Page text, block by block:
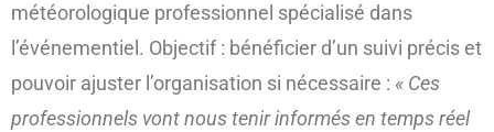
météorologique professionnel spécialisé dans
l’événementiel. Objectif : bénéficier d’un suivi précis et
pouvoir ajuster l’organisation si nécessaire : « Ces
professionnels vont nous tenir informés en temps réel